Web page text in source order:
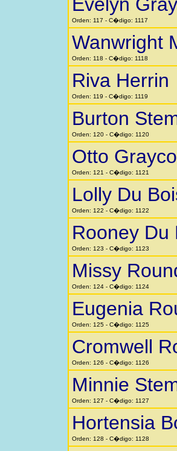
Orden: 117 - C�digo: 1117
Wanwright
Orden: 118 - C�digo: 1118
Riva Herrin
Orden: 119 - C�digo: 1119
Burton
Orden: 120 - C�digo: 1120
Otto
Orden: 121 - C�digo: 1121
Lolly Du
Orden: 122 - C�digo: 1122
Rooney Du
Orden: 123 - C�digo: 1123
Missy
Orden: 124 - C�digo: 1124
Eugenia
Orden: 125 - C�digo: 1125
Cromwell
Orden: 126 - C�digo: 1126
Minnie
Orden: 127 - C�digo: 1127
Hortensia
Orden: 128 - C�digo: 1128